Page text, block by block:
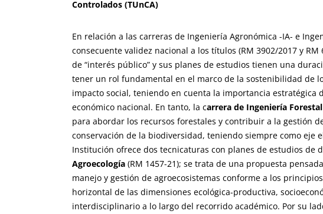
Controlados (TUnCA)
En relación a las carreras de Ingeniería Agronómica -IA- e
consecuente validez nacional a los títulos (RM 3902/2017 y
de “interés público” y sus planes de estudios tienen una
tener un rol fundamental en el marco de la sostenibilidad de
impacto social, teniendo en cuenta la importancia
económico nacional. En tanto, la carrera de Ingeniería Forestal
para abordar los recursos forestales y contribuir a la gestión
conservación de la biodiversidad, teniendo siempre como eje
Institución ofrece dos tecnicaturas con planes de estudios de
Agroecología (RM 1457-21); se trata de una propuesta
manejo y gestión de agroecosistemas conforme a los
horizontal de las dimensiones ecológica-productiva,
interdisciplinario a lo largo del recorrido académico. Por su